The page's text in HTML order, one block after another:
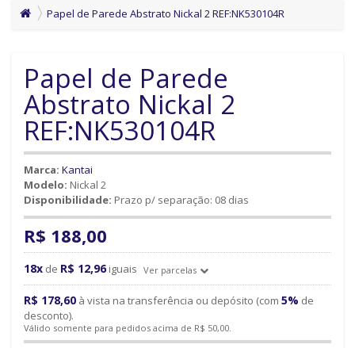
Papel de Parede Abstrato Nickal 2 REF:NK530104R
Papel de Parede
Abstrato Nickal 2
REF:NK530104R
Marca: Kantai
Modelo: Nickal 2
Disponibilidade: Prazo p/ separação: 08 dias
R$ 188,00
18x de R$ 12,96 iguais Ver parcelas
R$ 178,60 à vista na transferência ou depósito (com 5% de
desconto).
Válido somente para pedidos acima de R$ 50,00.